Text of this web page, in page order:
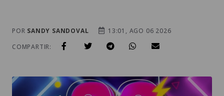
POR SANDY SANDOVAL
13:01, AGO 06 2026
COMPARTIR: